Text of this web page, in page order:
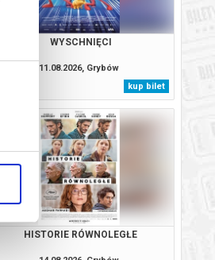
WYSCHNIĘCI
11.08.2026, Grybów
kup bilet
HISTORIE RÓWNOLEGŁE